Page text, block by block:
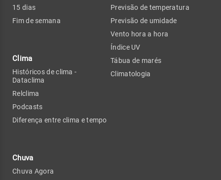
15 dias
Fim de semana
Clima
Históricos de clima -
Dataclima
Relclima
Podcasts
Diferença entre clima e tempo
Chuva
Chuva Agora
Previsão de temperatura
Previsão de umidade
Vento hora a hora
Índice UV
Tábua de marés
Climatologia